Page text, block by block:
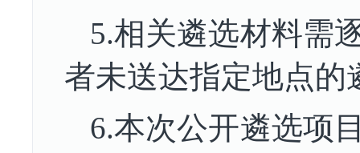
5.相关遴选材料需
者未送达指定地点的
6.本次公开遴选项